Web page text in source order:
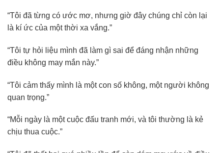
“Tôi đã từng có ước mơ, nhưng giờ đây chúng chỉ còn lại
là kí ức của một thời xa vắng.”
“Tôi tự hỏi liệu mình đã làm gì sai để đáng nhận những
điều không may mắn này.”
“Tôi cảm thấy mình là một con số không, một người không
quan trọng.”
“Mỗi ngày là một cuộc đấu tranh mới, và tôi thường là kẻ
chịu thua cuộc.”